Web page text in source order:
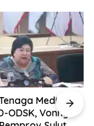
Medis dan
ODSK, Vonny